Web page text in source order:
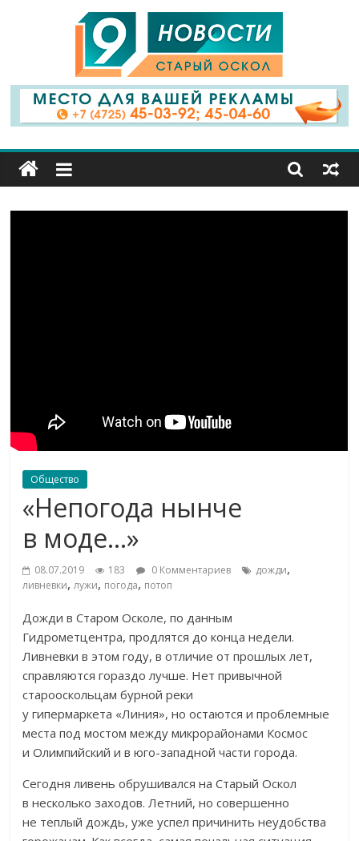
9
Канал
Старый
Общество
«Непогода нынче
в моде…»
08.07.2019 183 0 Комментариев дожди,
ливневки,лужи, погода, потоп
Дожди в Старом Осколе, по данным
Гидрометцентра, продлятся до конца недели.
Ливневки в этом году, в отличие от прошлых лет,
справляются гораздо лучше. Нет привычной
старооскольцам бурной реки
у гипермаркета «Линия», но остаются и проблемные
места под мостом между микрорайонами Космос
и Олимпийский и в юго-западной части города.
Сегодня ливень обрушивался на Старый Оскол
в несколько заходов. Летний, но совершенно
не теплый дождь, уже успел причинить неудобства